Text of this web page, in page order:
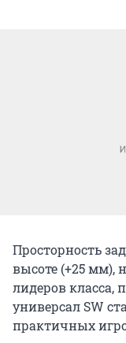
Просторность
высоте (+25 мм),
лидеров класса,
универсал SW
практичных